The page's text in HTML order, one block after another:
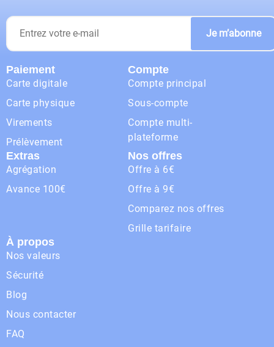
Je m’abonne
Paiement
Carte digitale
Carte physique
Virements
Prélèvement
Compte
Compte principal
Sous-compte
Compte multi-
plateforme
Extras
Agrégation
Avance 100€
Nos offres
Offre à 6€
Offre à 9€
Comparez nos offres
Grille tarifaire
À propos
Nos valeurs
Sécurité
Blog
Nous contacter
FAQ